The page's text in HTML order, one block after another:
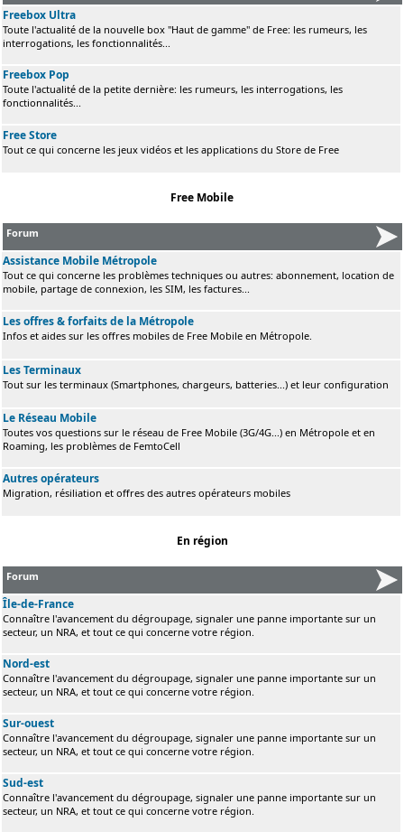
Freebox Ultra
Toute l'actualité de la nouvelle box "Haut de gamme" de Free: les rumeurs, les
interrogations, les fonctionnalités...
Freebox Pop
Toute l'actualité de la petite dernière: les rumeurs, les interrogations, les
fonctionnalités...
Free Store
Tout ce qui concerne les jeux vidéos et les applications du Store de Free
Free Mobile
Forum
Assistance Mobile Métropole
Tout ce qui concerne les problèmes techniques ou autres: abonnement, location de
mobile, partage de connexion, les SIM, les factures...
Les offres & forfaits de la Métropole
Infos et aides sur les offres mobiles de Free Mobile en Métropole.
Les Terminaux
Tout sur les terminaux (Smartphones, chargeurs, batteries...) et leur configuration
Le Réseau Mobile
Toutes vos questions sur le réseau de Free Mobile (3G/4G...) en Métropole et en
Roaming, les problèmes de FemtoCell
Autres opérateurs
Migration, résiliation et offres des autres opérateurs mobiles
En région
Forum
Île-de-France
Connaître l'avancement du dégroupage, signaler une panne importante sur un
secteur, un NRA, et tout ce qui concerne votre région.
Nord-est
Connaître l'avancement du dégroupage, signaler une panne importante sur un
secteur, un NRA, et tout ce qui concerne votre région.
Sur-ouest
Connaître l'avancement du dégroupage, signaler une panne importante sur un
secteur, un NRA, et tout ce qui concerne votre région.
Sud-est
Connaître l'avancement du dégroupage, signaler une panne importante sur un
secteur, un NRA, et tout ce qui concerne votre région.